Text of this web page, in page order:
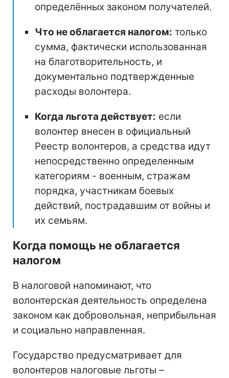
определённых законом получателей.
Что не облагается налогом: только
сумма, фактически использованная
на благотворительность, и
документально подтвержденные
расходы волонтера.
Когда льгота действует: если
волонтер внесен в официальный
Реестр волонтеров, а средства идут
непосредственно определенным
категориям - военным, стражам
порядка, участникам боевых
действий, пострадавшим от войны и
их семьям.
Когда помощь не облагается
налогом
В налоговой напоминают, что
волонтерская деятельность определена
законом как добровольная, неприбыльная
и социально направленная.
Государство предусматривает для
волонтеров налоговые льготы –